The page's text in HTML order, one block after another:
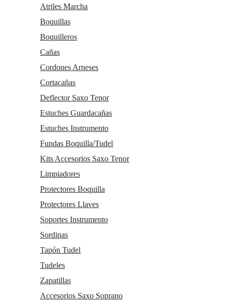
Atriles Marcha
Boquillas
Boquilleros
Cañas
Cordones Arneses
Cortacañas
Deflector Saxo Tenor
Estuches Guardacañas
Estuches Instrumento
Fundas Boquilla/Tudel
Kits Accesorios Saxo Tenor
Limpiadores
Protectores Boquilla
Protectores Llaves
Soportes Instrumento
Sordinas
Tapón Tudel
Tudeles
Zapatillas
Accesorios Saxo Soprano